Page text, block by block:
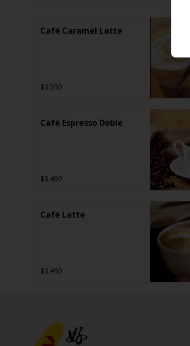
Café Caramel Latte
$3.590
Café Espresso Doble
$3.490
Café Latte
$3.490